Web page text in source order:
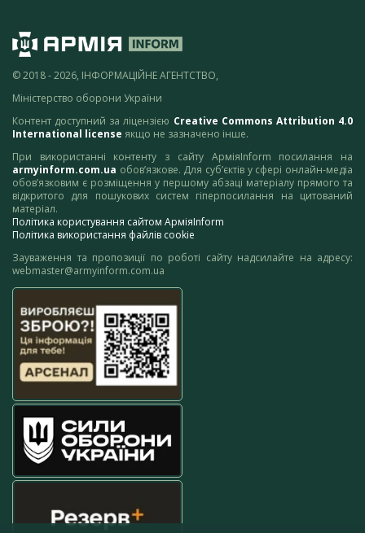
© 2018 - 2026, ІНФОРМАЦІЙНЕ АГЕНТСТВО,
Міністерство оборони України
Контент доступний за ліцензією Creative Commons Attribution 4.0
International license якщо не зазначено інше.
При використанні контенту з сайту АрміяInform посилання на
armyinform.com.ua обов’язкове. Для суб’єктів у сфері онлайн-медіа
обов’язковим є розміщення у першому абзаці матеріалу прямого та
відкритого для пошукових систем гіперпосилання на цитований
матеріал.
Політика користування сайтом АрміяInform
Політика використання файлів cookie
Зауваження та пропозиції по роботі сайту надсилайте на адресу:
webmaster@armyinform.com.ua